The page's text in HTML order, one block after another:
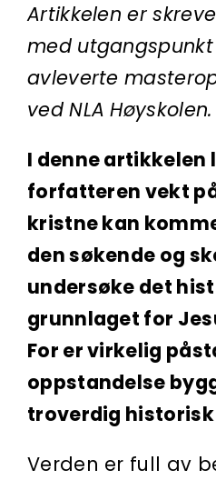
Artikkelen er
med
avleverte
ved NLA Høyskolen.
I denne artikkelen
forfatteren vekt
kristne kan
den søkende og
undersøke det
grunnlaget for
For er virkelig
oppstandelse
troverdig
Verden er full av